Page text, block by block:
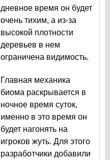
дневное время он будет
очень тихим, а из-за
высокой плотности
деревьев в нем
ограничена видимость.
Главная механика
биома раскрывается в
ночное время суток,
именно в это время он
будет нагонять на
игроков жуть. Для этого
разработчики добавили